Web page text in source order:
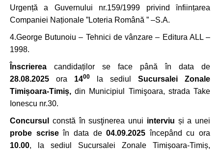
Urgență a Guvernului nr.159/1999 privind ȋnființarea
Companiei Naționale ”Loteria Română ” –S.A.
4.George Butunoiu – Tehnici de vânzare – Editura ALL –
1998.
Înscrierea candidaților se face până în data de
28.08.2025 ora 1400 la sediul Sucursalei Zonale
Timișoara-Timiș,din Municipiul Timişoara, strada Take
Ionescu nr.30.
Concursul constă în susţinerea unui interviu și a unei
probe scriseîn data de04.09.2025 începând cu ora
10.00, la sediul Sucursalei Zonale Timișoara-Timiș,